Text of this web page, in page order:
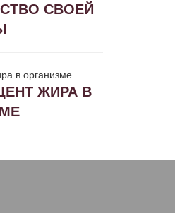
СВОЕЙ
ЖИРА В